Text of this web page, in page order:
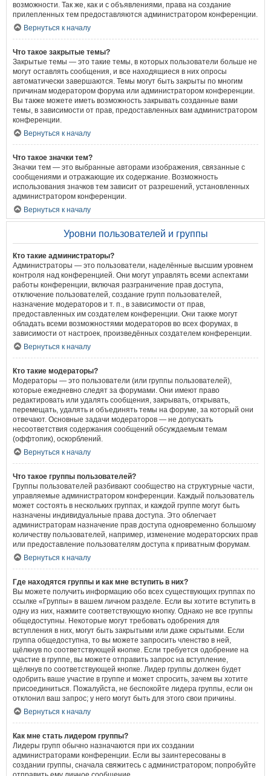
возможности. Так же, как и с объявлениями, права на создание
прилепленных тем предоставляются администратором конференции.
Вернуться к началу
Что такое закрытые темы?
Закрытые темы — это такие темы, в которых пользователи больше не
могут оставлять сообщения, и все находящиеся в них опросы
автоматически завершаются. Темы могут быть закрыты по многим
причинам модератором форума или администратором конференции.
Вы также можете иметь возможность закрывать созданные вами
темы, в зависимости от прав, предоставленных вам администратором
конференции.
Вернуться к началу
Что такое значки тем?
Значки тем — это выбранные авторами изображения, связанные с
сообщениями и отражающие их содержание. Возможность
использования значков тем зависит от разрешений, установленных
администратором конференции.
Вернуться к началу
Уровни пользователей и группы
Кто такие администраторы?
Администраторы — это пользователи, наделённые высшим уровнем
контроля над конференцией. Они могут управлять всеми аспектами
работы конференции, включая разграничение прав доступа,
отключение пользователей, создание групп пользователей,
назначение модераторов и т. п., в зависимости от прав,
предоставленных им создателем конференции. Они также могут
обладать всеми возможностями модераторов во всех форумах, в
зависимости от настроек, произведённых создателем конференции.
Вернуться к началу
Кто такие модераторы?
Модераторы — это пользователи (или группы пользователей),
которые ежедневно следят за форумами. Они имеют право
редактировать или удалять сообщения, закрывать, открывать,
перемещать, удалять и объединять темы на форуме, за который они
отвечают. Основные задачи модераторов — не допускать
несоответствия содержания сообщений обсуждаемым темам
(оффтопик), оскорблений.
Вернуться к началу
Что такое группы пользователей?
Группы пользователей разбивают сообщество на структурные части,
управляемые администратором конференции. Каждый пользователь
может состоять в нескольких группах, и каждой группе могут быть
назначены индивидуальные права доступа. Это облегчает
администраторам назначение прав доступа одновременно большому
количеству пользователей, например, изменение модераторских прав
или предоставление пользователям доступа к приватным форумам.
Вернуться к началу
Где находятся группы и как мне вступить в них?
Вы можете получить информацию обо всех существующих группах по
ссылке «Группы» в вашем личном разделе. Если вы хотите вступить в
одну из них, нажмите соответствующую кнопку. Однако не все группы
общедоступны. Некоторые могут требовать одобрения для
вступления в них, могут быть закрытыми или даже скрытыми. Если
группа общедоступна, то вы можете запросить членство в ней,
щёлкнув по соответствующей кнопке. Если требуется одобрение на
участие в группе, вы можете отправить запрос на вступление,
щёлкнув по соответствующей кнопке. Лидер группы должен будет
одобрить ваше участие в группе и может спросить, зачем вы хотите
присоединиться. Пожалуйста, не беспокойте лидера группы, если он
отклонил ваш запрос; у него могут быть для этого свои причины.
Вернуться к началу
Как мне стать лидером группы?
Лидеры групп обычно назначаются при их создании
администраторами конференции. Если вы заинтересованы в
создании группы, сначала свяжитесь с администратором; попробуйте